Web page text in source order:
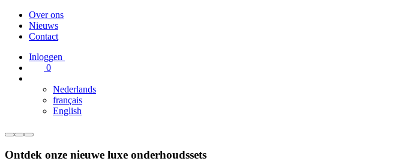
Over ons
Nieuws
Contact
Inloggen
0
Nederlands
français
English
Ontdek onze nieuwe luxe onderhoudssets